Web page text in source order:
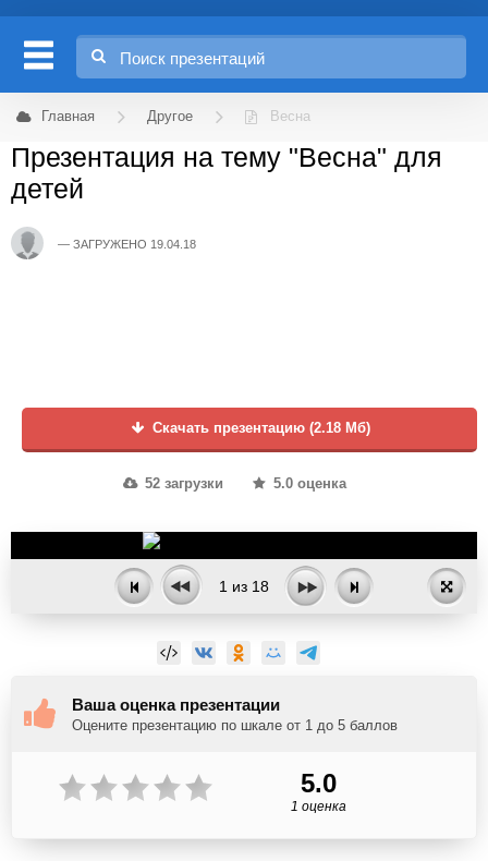
Главная Другое Весна
Презентация на тему "Весна" для
детей
ЗАГРУЖЕНО 19.04.18
Скачать презентацию (2.18 Мб)
52 загрузки 5.0 оценка
1 из 18
Ваша оценка презентации
Оцените презентацию по шкале от 1 до 5 баллов
5.0
1 оценка